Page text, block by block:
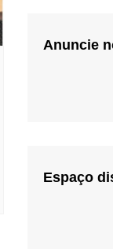
Anuncie
Espaço